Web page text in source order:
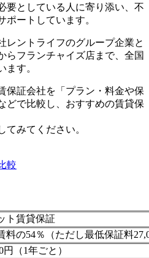
要としている人に寄り添い、不
ポートしています。
レントライフのグループ企業と
らフランチャイズ店まで、全国
ます。
保証会社を「プラン・料金や保
どで比較し、おすすめの賃貸保
てみてください。
較
ト賃貸保証
料の54％（ただし最低保証料
円（1年ごと）